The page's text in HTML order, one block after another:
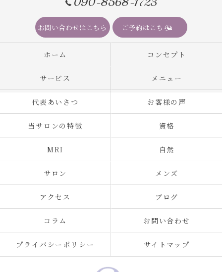
お問い合わせはこちら ご予約はこちら
ホーム コンセプト
サービス メニュー
代表あいさつ お客様の声
当サロンの特徴 資格
MRI 自然
サロン メンズ
アクセス ブログ
コラム お問い合わせ
プライバシーポリシー サイトマップ